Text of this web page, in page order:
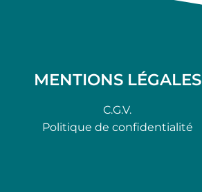
MENTIONS LÉGALES
C.G.V.
Politique de confidentialité